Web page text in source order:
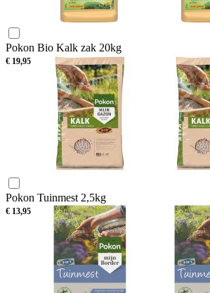
Pokon Bio Kalk zak 20kg
€ 19,95
Pokon Tuinmest 2,5kg
€ 13,95